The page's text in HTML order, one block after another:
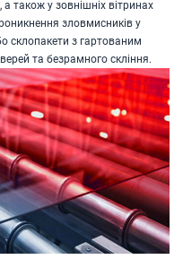
також у зовнішніх вітринах
зловмисників у
склопакети з гартованим
та безрамного скління.